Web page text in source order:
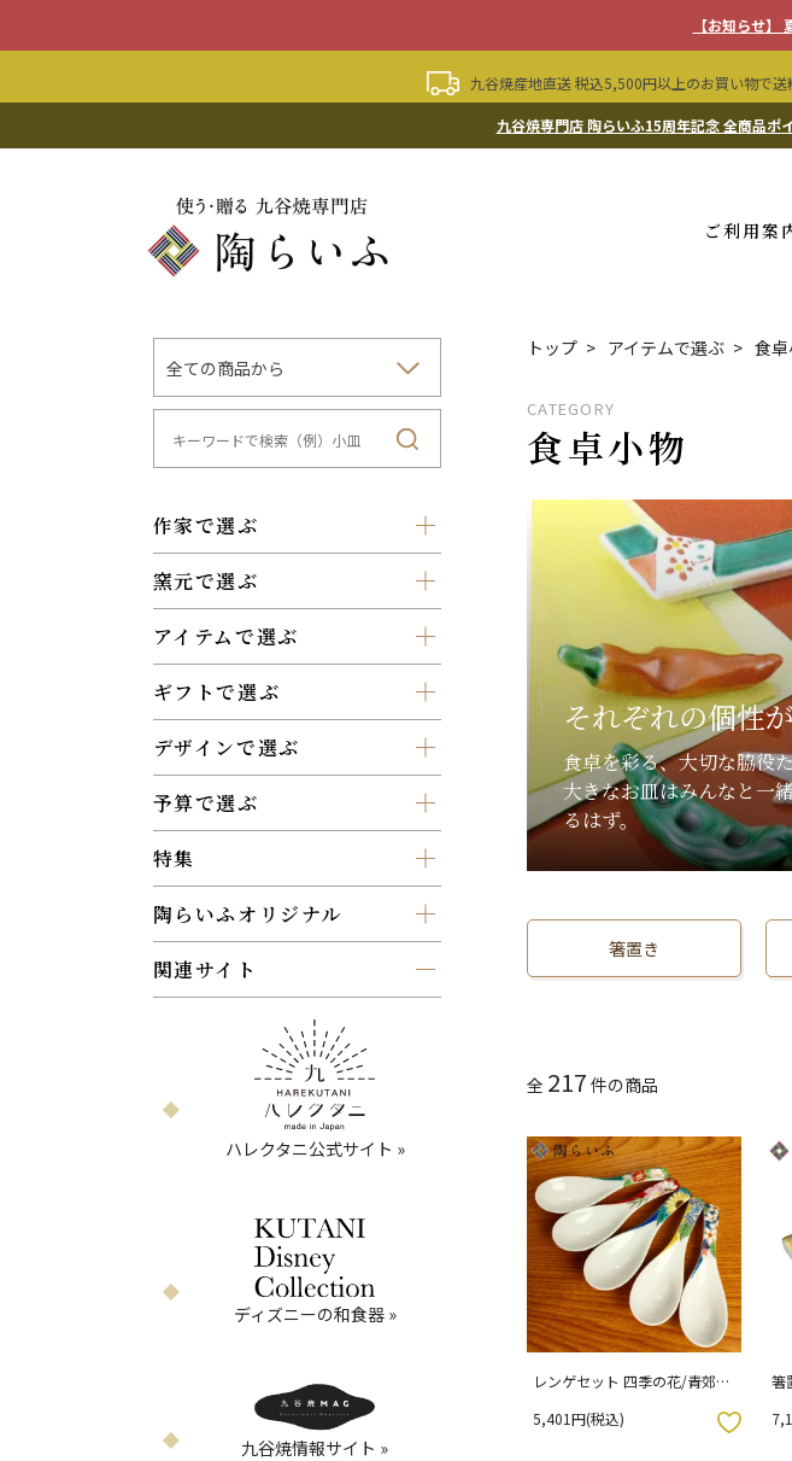
【お知らせ】
九谷焼産地直送 税込5,500円以上のお買い物で送
九谷焼専門店 陶らいふ15周年記念 全商品ポ
ご利用案
作家で選ぶ
窯元で選ぶ
アイテムで選ぶ
ギフトで選ぶ
デザインで選ぶ
予算で選ぶ
特集
陶らいふオリジナル
関連サイト
ハレクタニ公式サイト »
ディズニーの和食器 »
九谷焼情報サイト »
トップ アイテムで選ぶ 食
CATEGORY
食卓小物
それぞれの個性
食卓を彩る、大切な脇役
大きなお皿はみんなと一
るはず。
箸置き
全 217 件の商品
レンゲセット 四季の花/青郊窯
5,401円(税込)
箸
お気に入りボタン